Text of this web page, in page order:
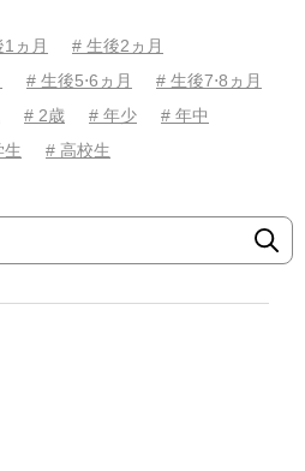
ヵ月
# 生後2ヵ月
# 生後5⋅6ヵ月
# 生後7⋅8ヵ月
# 2歳 # 年少
# 年中
生 # 高校生